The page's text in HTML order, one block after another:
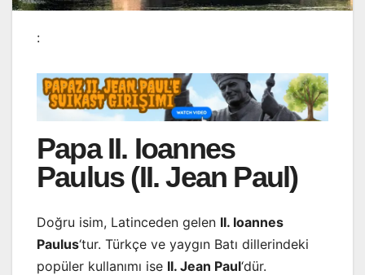
:
Papa II. Ioannes
Paulus (II. Jean Paul)
Doğru isim, Latinceden gelen II. Ioannes
Paulus‘tur. Türkçe ve yaygın Batı dillerindeki
popüler kullanımı ise II. Jean Paul‘dür.